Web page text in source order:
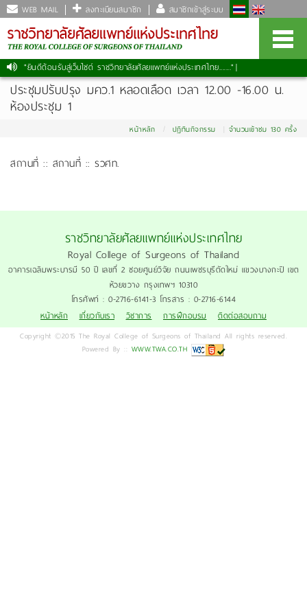
WEB MAIL ลงทะเบียนสมาชิก สมาชิกเข้าสู่ระบบ
"ยินดีต้อนรับสู่เว็บไซต์ ราชวิทยาลัยศัลยแพทย์แห่งประเทศไทย......." |
ประชุมปรับปรุง​ มคว.1 หลอดเลือด เวลา 12.00 -16.00 น.
ห้องประชุม 1
หน้าหลัก ปฏิทินกิจกรรม จำนวนเข้าชม 130 ครั้ง
สถานที่ :: สถานที่ :: รวศท.
ราชวิทยาลัยศัลยแพทย์แห่งประเทศไทย
Royal College of Surgeons of Thailand
อาคารเฉลิมพระบารมี 50 ปี เลขที่ 2 ซอยศูนย์วิจัย ถนนเพชรบุรีตัดใหม่ แขวงบางกะปิ เขต
ห้วยขวาง กรุงเทพฯ 10310
โทรศัพท์ : 0-2716-6141-3 โทรสาร : 0-2716-6144
หน้าหลัก
เกี่ยวกับเรา วิชาการ การฝึกอบรม ติดต่อสอบถาม
Copyright ©2015 The Royal College of Surgeons of Thailand All rights reserved.
Powered By :: WWW.TWA.CO.TH